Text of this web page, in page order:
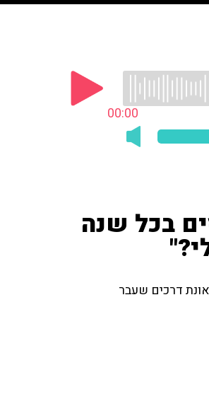
00:00
בכל שנה
דרכים שעבר